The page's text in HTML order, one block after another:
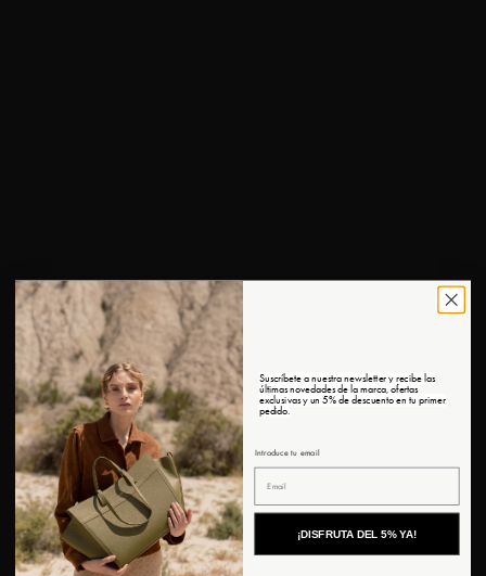
Suscríbete a nuestra newsletter y recibe las
últimas novedades de la marca, ofertas
exclusivas y un 5% de descuento en tu primer
pedido.
Introduce tu email
Email
¡DISFRUTA DEL 5% YA!